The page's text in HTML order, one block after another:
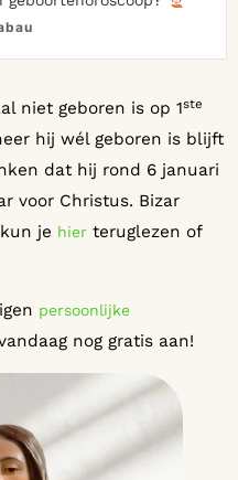
niet geboren is op 1ste
hij wél geboren is blijft
dat hij rond 6 januari
voor Christus. Bizar
je hier teruglezen of
persoonlijke
nog gratis aan!